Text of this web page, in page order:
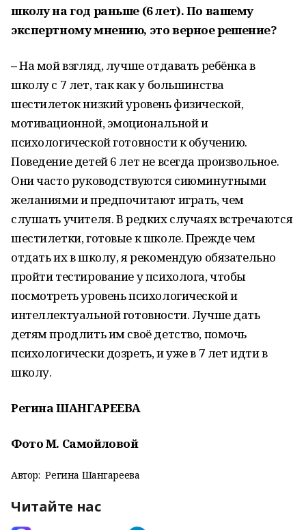
школу на год раньше (6 лет). По вашему
экспертному мнению, это верное решение?
–На мой взгляд, лучше отдавать ребёнка в
школу с 7 лет, так как у большинства
шестилеток низкий уровень физической,
мотивационной, эмоциональной и
психологической готовности к обучению.
Поведение детей 6 лет не всегда произвольное.
Они часто руководствуются сиюминутными
желаниями и предпочитают играть, чем
слушать учителя. В редких случаях встречаются
шестилетки, готовые к школе. Прежде чем
отдать их в школу, я рекомендую обязательно
пройти тестирование у психолога, чтобы
посмотреть уровень психологической и
интеллектуальной готовности. Лучше дать
детям продлить им своё детство, помочь
психологически дозреть, и уже в 7 лет идти в
школу.
Регина ШАНГАРЕЕВА
Фото М. Самойловой
Автор: Регина Шангареева
Читайте нас